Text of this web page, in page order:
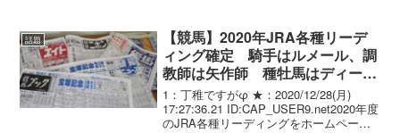
は、デビューからずっと目指してい...
話題
【競馬】2020年JRA各種リーデ
ィング確定 騎手はルメール、調
教師は矢作師 種牡馬はディープ
インパクト、生産者はノーザンフ
ァーム
1：丁稚ですがφ ★：2020/12/28(月)
17:27:36.21 ID:CAP_USER9.net2020年度
のJRA各種リーディングをホームページ